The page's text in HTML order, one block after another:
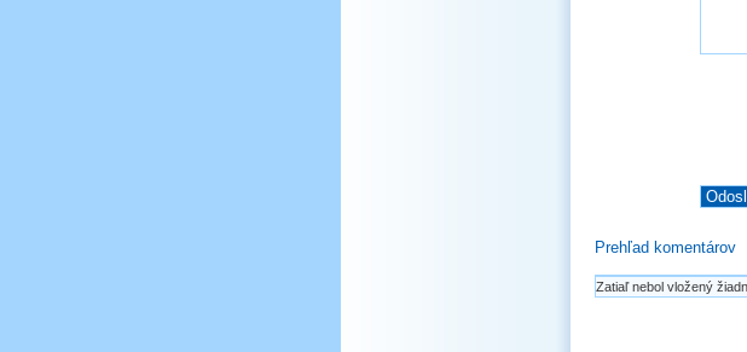
Prehľad komentárov
Zatiaľ nebol vložený